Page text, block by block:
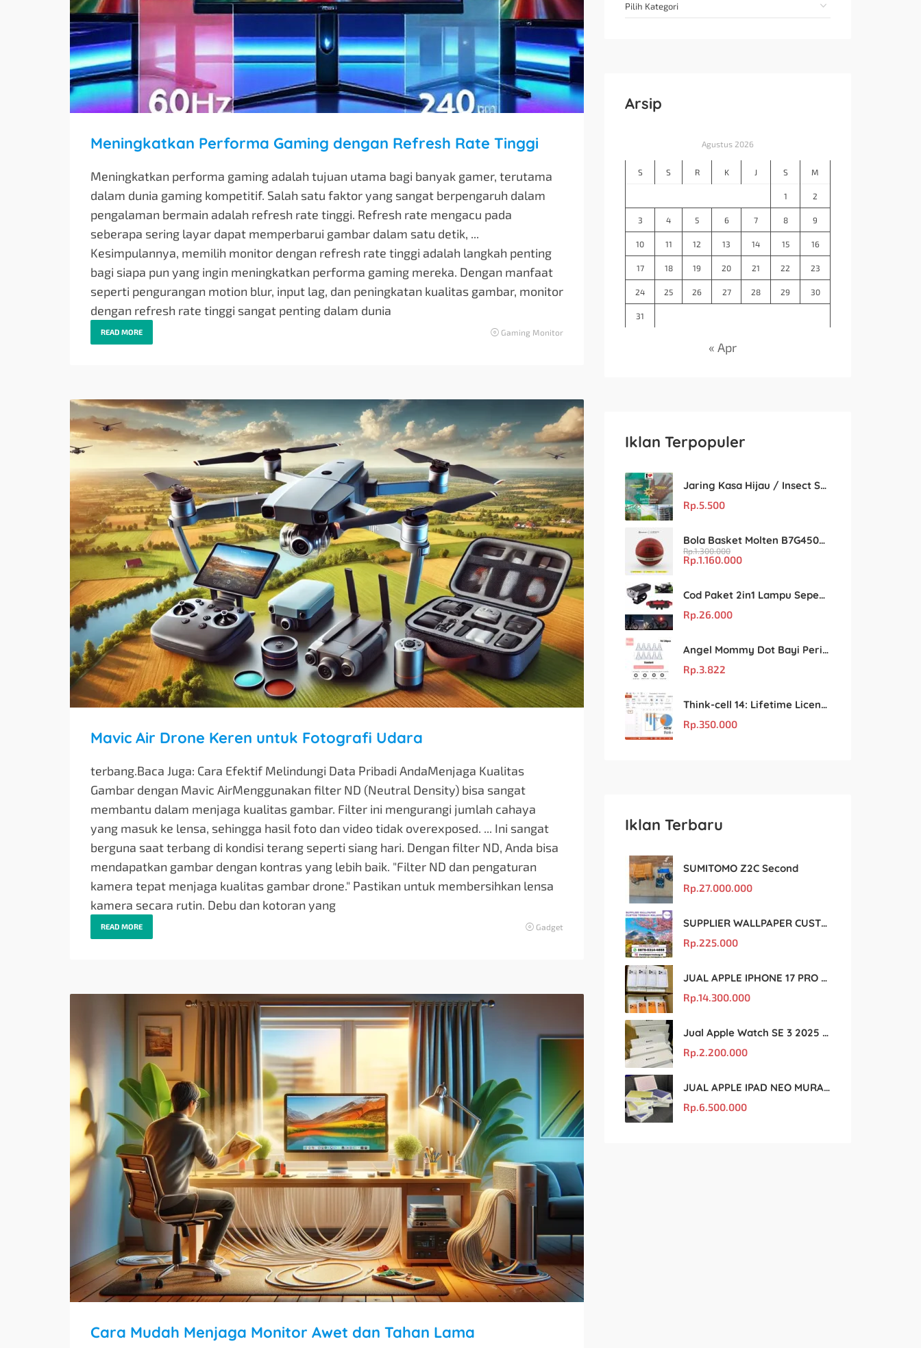
Meningkatkan Performa Gaming dengan Refresh Rate Tinggi
Meningkatkan performa gaming adalah tujuan utama bagi banyak gamer, terutama
dalam dunia gaming kompetitif. Salah satu faktor yang sangat berpengaruh dalam
pengalaman bermain adalah refresh rate tinggi. Refresh rate mengacu pada
seberapa sering layar dapat memperbarui gambar dalam satu detik, ...
Kesimpulannya, memilih monitor dengan refresh rate tinggi adalah langkah penting
bagi siapa pun yang ingin meningkatkan performa gaming mereka. Dengan manfaat
seperti pengurangan motion blur, input lag, dan peningkatan kualitas gambar, monitor
dengan refresh rate tinggi sangat penting dalam dunia
READ MORE Gaming Monitor
Mavic Air Drone Keren untuk Fotografi Udara
terbang.Baca Juga: Cara Efektif Melindungi Data Pribadi AndaMenjaga Kualitas
Gambar dengan Mavic AirMenggunakan filter ND (Neutral Density) bisa sangat
membantu dalam menjaga kualitas gambar. Filter ini mengurangi jumlah cahaya
yang masuk ke lensa, sehingga hasil foto dan video tidak overexposed. ... Ini sangat
berguna saat terbang di kondisi terang seperti siang hari. Dengan filter ND, Anda bisa
mendapatkan gambar dengan kontras yang lebih baik. "Filter ND dan pengaturan
kamera tepat menjaga kualitas gambar drone." Pastikan untuk membersihkan lensa
kamera secara rutin. Debu dan kotoran yang
READ MORE Gadget
Cara Mudah Menjaga Monitor Awet dan Tahan Lama
Arsip
Agustus 2026
S S R K J S M
1 2
3 4 5 6 7 8 9
10 11 12 13 14 15 16
17 18 19 20 21 22 23
24 25 26 27 28 29 30
31
« Apr
Iklan Terpopuler
Jaring Kasa Hijau / Insect Screen Net – Kualitas Terjamin & Harga Eceran Terjangkau
Rp.5.500
Bola Basket Molten B7G4500 Size 7 – Resmi FIBA & IBL
Rp.1.300.000
Rp.1.160.000
Cod Paket 2in1 Lampu Sepeda Led Light Depan Dan Belakang Rechargeable
Rp.26.000
Angel Mommy Dot Bayi Peristaltic S/M/L/X-Cut / Puting Lebar Buram 10pcs
Rp.3.822
Think-cell 14: Lifetime License Unlimited User untuk PowerPoint & Excel
Rp.350.000
Iklan Terbaru
SUMITOMO Z2C Second
Rp.27.000.000
SUPPLIER WALLPAPER CUSTOM TERBAIK MALANG
Rp.225.000
JUAL APPLE IPHONE 17 PRO MAX MURAH DAN ORIGINAL
Rp.14.300.000
Jual Apple Watch SE 3 2025 BM Murah Dan original
Rp.2.200.000
JUAL APPLE IPAD NEO MURAH DAN ORIGINAL
Rp.6.500.000